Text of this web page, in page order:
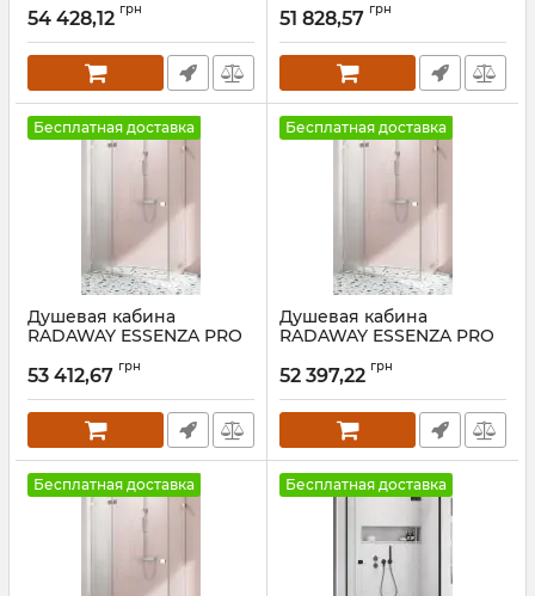
Правая
Артикул:10097090-01-
01R+10098100-01-01
54 428,12 грн
Артикул:1385042-54-01R+384052-
51 828,57 грн
Бесплатная доставка
Душевая кабина
RADAWAY ESSENZA PRO
Правая
Артикул:10097090-01-
01R+10098090-01-01
53 412,67 грн
Бесплатная доставка
Душевая кабина
RADAWAY ESSENZA PRO
Правая
Артикул:10097090-01-
01R+10098080-01-01
52 397,22 грн
Бесплатная доставка Бесплатная доставка